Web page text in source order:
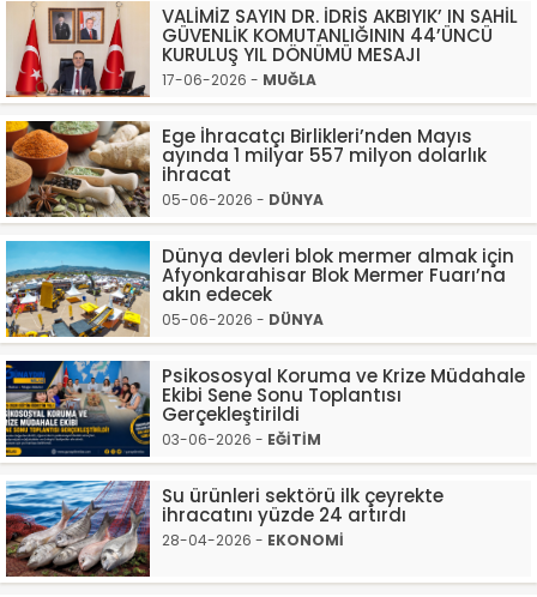
VALİMİZ SAYIN DR. İDRİS AKBIYIK’ IN SAHİL
GÜVENLİK KOMUTANLIĞININ 44’ÜNCÜ
KURULUŞ YIL DÖNÜMÜ MESAJI
17-06-2026 - MUĞLA
Ege İhracatçı Birlikleri’nden Mayıs
ayında 1 milyar 557 milyon dolarlık
ihracat
05-06-2026 - DÜNYA
Dünya devleri blok mermer almak için
Afyonkarahisar Blok Mermer Fuarı’na
akın edecek
05-06-2026 - DÜNYA
Psikososyal Koruma ve Krize Müdahale
Ekibi Sene Sonu Toplantısı
Gerçekleştirildi
03-06-2026 - EĞİTİM
Su ürünleri sektörü ilk çeyrekte
ihracatını yüzde 24 artırdı
28-04-2026 - EKONOMİ